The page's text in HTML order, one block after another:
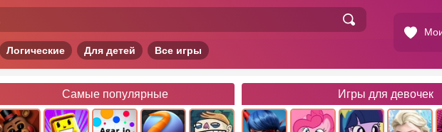
Логические Для детей Все игры
Самые популярные Игры для девочек